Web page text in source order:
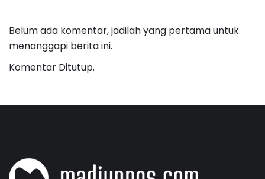
Belum ada komentar, jadilah yang pertama untuk
menanggapi berita ini.
Komentar Ditutup.